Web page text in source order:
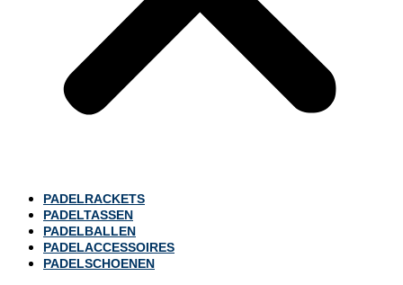
PADELRACKETS
PADELTASSEN
PADELBALLEN
PADELACCESSOIRES
PADELSCHOENEN